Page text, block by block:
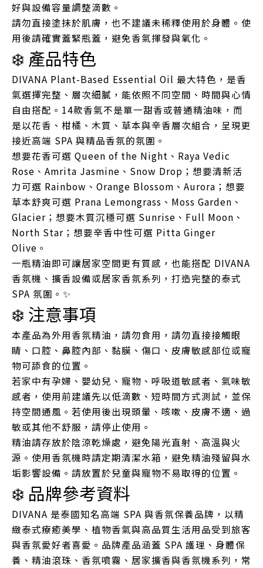
好與設備容量調整滴數。
請勿直接塗抹於肌膚，也不建議未稀釋使用於身體。使
用後請確實蓋緊瓶蓋，避免香氣揮發與氧化。
❄️ 產品特色
DIVANA Plant-Based Essential Oil 最大特色，是香
氣選擇完整、層次細膩，能依照不同空間、時間與心情
自由搭配。14款香氣不是單一甜香或普通精油味，而
是以花香、柑橘、木質、草本與辛香層次組合，呈現更
接近高端 SPA 與精品香氛的氛圍。
想要花香可選 Queen of the Night、Raya Vedic
Rose、Amrita Jasmine、Snow Drop；想要清新活
力可選 Rainbow、Orange Blossom、Aurora；想要
草本舒爽可選 Prana Lemongrass、Moss Garden、
Glacier；想要木質沉穩可選 Sunrise、Full Moon、
North Star；想要辛香中性可選 Pitta Ginger
Olive。
一瓶精油即可讓居家空間更有質感，也能搭配 DIVANA
香氛機、擴香設備或居家香氛系列，打造完整的泰式
SPA 氛圍。✨
❄️ 注意事項
本產品為外用香氛精油，請勿食用，請勿直接接觸眼
睛、口腔、鼻腔內部、黏膜、傷口、皮膚敏感部位或寵
物可舔食的位置。
若家中有孕婦、嬰幼兒、寵物、呼吸道敏感者、氣味敏
感者，使用前建議先以低滴數、短時間方式測試，並保
持空間通風。若使用後出現頭暈、咳嗽、皮膚不適、過
敏或其他不舒服，請停止使用。
精油請存放於陰涼乾燥處，避免陽光直射、高溫與火
源。使用香氛機時請定期清潔水箱，避免精油殘留與水
垢影響設備。請放置於兒童與寵物不易取得的位置。
❄️ 品牌參考資料
DIVANA 是泰國知名高端 SPA 與香氛保養品牌，以精
緻泰式療癒美學、植物香氣與高品質生活用品受到旅客
與香氛愛好者喜愛。品牌產品涵蓋 SPA 護理、身體保
養、精油滾珠、香氛噴霧、居家擴香與香氛機系列，常